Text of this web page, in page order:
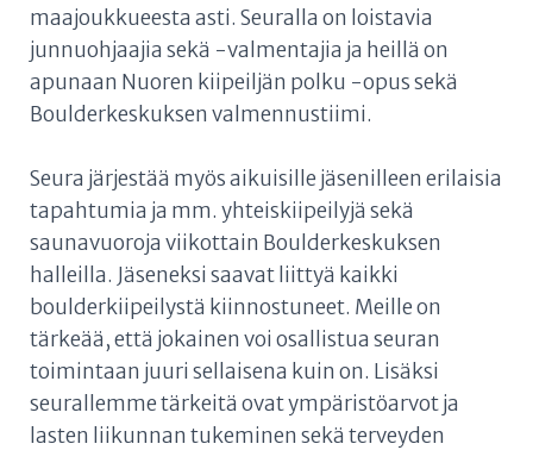
maajoukkueesta asti. Seuralla on loistavia
junnuohjaajia sekä -valmentajia ja heillä on
apunaan Nuoren kiipeiljän polku -opus sekä
Boulderkeskuksen valmennustiimi.
Seura järjestää myös aikuisille jäsenilleen erilaisia
tapahtumia ja mm. yhteiskiipeilyjä sekä
saunavuoroja viikottain Boulderkeskuksen
halleilla. Jäseneksi saavat liittyä kaikki
boulderkiipeilystä kiinnostuneet. Meille on
tärkeää, että jokainen voi osallistua seuran
toimintaan juuri sellaisena kuin on. Lisäksi
seurallemme tärkeitä ovat ympäristöarvot ja
lasten liikunnan tukeminen sekä terveyden